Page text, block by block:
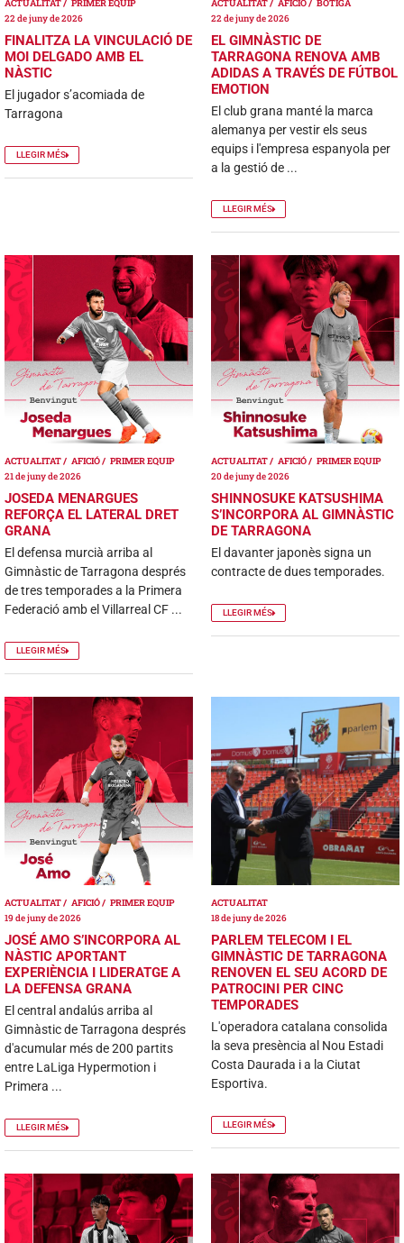
ACTUALITAT
PRIMER EQUIP
22 de juny de 2026
FINALITZA LA VINCULACIÓ DE
MOI DELGADO AMB EL
NÀSTIC
El jugador s’acomiada de
Tarragona
LLEGIR MÉS
ACTUALITAT AFICIÓ
BOTIGA
22 de juny de 2026
EL GIMNÀSTIC DE
TARRAGONA RENOVA AMB
ADIDAS A TRAVÉS DE FÚTBOL
EMOTION
El club grana manté la marca
alemanya per vestir els seus
equips i l'empresa espanyola per
a la gestió de ...
LLEGIR MÉS
ACTUALITAT AFICIÓ
PRIMER EQUIP
21 de juny de 2026
JOSEDA MENARGUES
REFORÇA EL LATERAL DRET
GRANA
El defensa murcià arriba al
Gimnàstic de Tarragona després
de tres temporades a la Primera
Federació amb el Villarreal CF ...
LLEGIR MÉS
ACTUALITAT AFICIÓ
PRIMER EQUIP
20 de juny de 2026
SHINNOSUKE KATSUSHIMA
S’INCORPORA AL GIMNÀSTIC
DE TARRAGONA
El davanter japonès signa un
contracte de dues temporades.
LLEGIR MÉS
ACTUALITAT AFICIÓ
PRIMER EQUIP
19 de juny de 2026
JOSÉ AMO S’INCORPORA AL
NÀSTIC APORTANT
EXPERIÈNCIA I LIDERATGE A
LA DEFENSA GRANA
El central andalús arriba al
Gimnàstic de Tarragona després
d'acumular més de 200 partits
entre LaLiga Hypermotion i
Primera ...
LLEGIR MÉS
ACTUALITAT
18 de juny de 2026
PARLEM TELECOM I EL
GIMNÀSTIC DE TARRAGONA
RENOVEN EL SEU ACORD DE
PATROCINI PER CINC
TEMPORADES
L'operadora catalana consolida
la seva presència al Nou Estadi
Costa Daurada i a la Ciutat
Esportiva.
LLEGIR MÉS